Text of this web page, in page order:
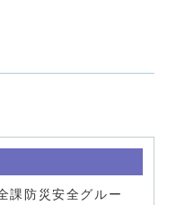
課防災安全グルー